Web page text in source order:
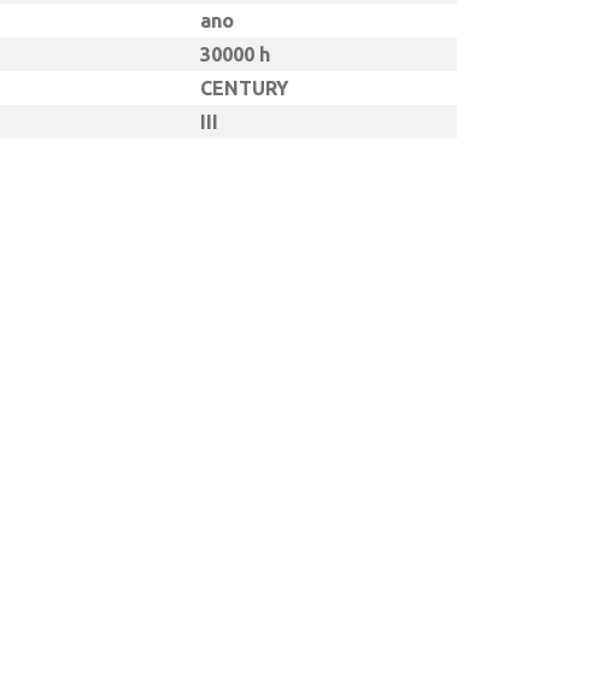
ano
30000 h
CENTURY